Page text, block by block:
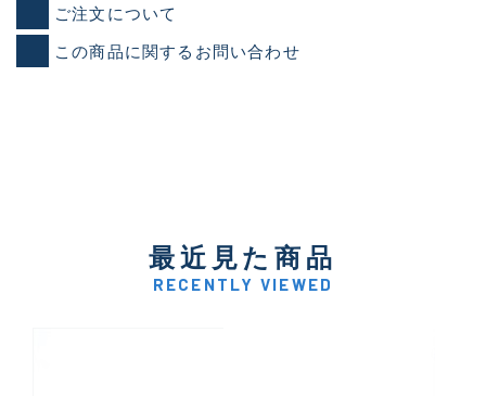
ご注文について
この商品に関するお問い合わせ
最近見た商品
RECENTLY VIEWED